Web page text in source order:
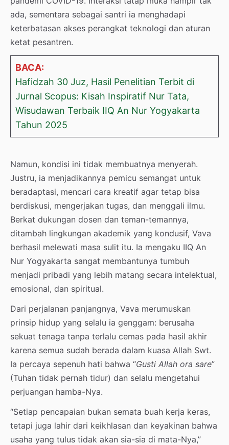
ada, sementara sebagai santri ia menghadapi
keterbatasan akses perangkat teknologi dan aturan
ketat pesantren.
BACA:
Hafidzah 30 Juz, Hasil Penelitian Terbit di
Jurnal Scopus: Kisah Inspiratif Nur Tata,
Wisudawan Terbaik IIQ An Nur Yogyakarta
Tahun 2025
Namun, kondisi ini tidak membuatnya menyerah.
Justru, ia menjadikannya pemicu semangat untuk
beradaptasi, mencari cara kreatif agar tetap bisa
berdiskusi, mengerjakan tugas, dan menggali ilmu.
Berkat dukungan dosen dan teman-temannya,
ditambah lingkungan akademik yang kondusif, Vava
berhasil melewati masa sulit itu. Ia mengaku IIQ An
Nur Yogyakarta sangat membantunya tumbuh
menjadi pribadi yang lebih matang secara intelektual,
emosional, dan spiritual.
Dari perjalanan panjangnya, Vava merumuskan
prinsip hidup yang selalu ia genggam: berusaha
sekuat tenaga tanpa terlalu cemas pada hasil akhir
karena semua sudah berada dalam kuasa Allah Swt.
Ia percaya sepenuh hati bahwa “Gusti Allah ora sare”
(Tuhan tidak pernah tidur) dan selalu mengetahui
perjuangan hamba-Nya.
“Setiap pencapaian bukan semata buah kerja keras,
tetapi juga lahir dari keikhlasan dan keyakinan bahwa
usaha yang tulus tidak akan sia-sia di mata-Nya,”